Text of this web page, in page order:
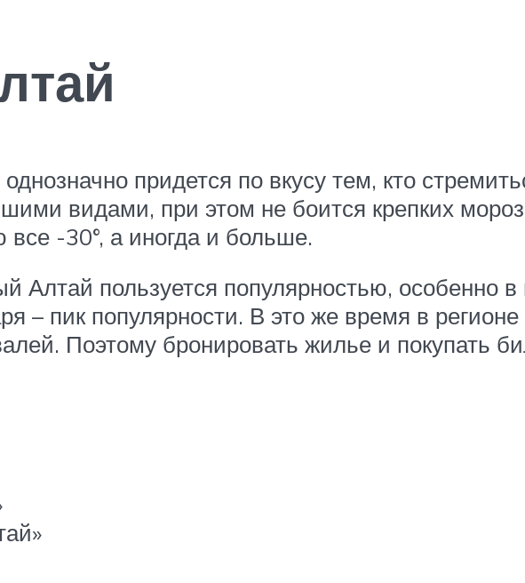
придется по вкусу тем, кто
видами, при этом не боится крепких
все -30°, а иногда и больше.
Алтай пользуется популярностью, особенно
– пик популярности. В это же время в
Поэтому бронировать жилье и покупать